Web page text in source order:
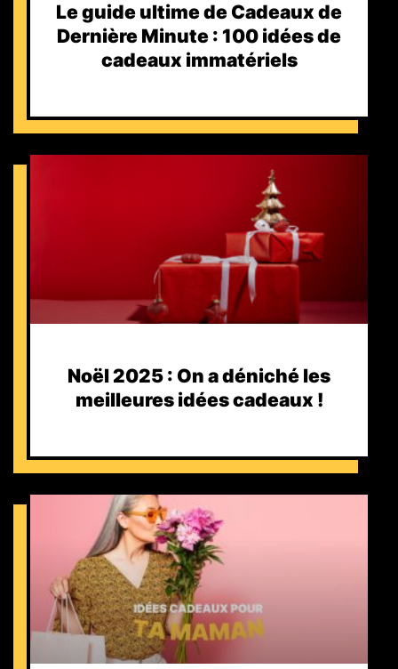
Le guide ultime de Cadeaux de
Dernière Minute : 100 idées de
cadeaux immatériels
Noël 2025 : On a déniché les
meilleures idées cadeaux !